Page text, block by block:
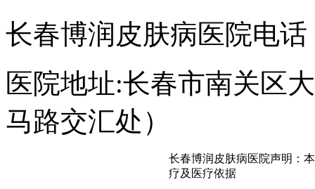
长春博润皮肤病医院电话
医院地址:长春市南关区
马路交汇处）
长春博润皮肤病医院声明：
疗及医疗依据